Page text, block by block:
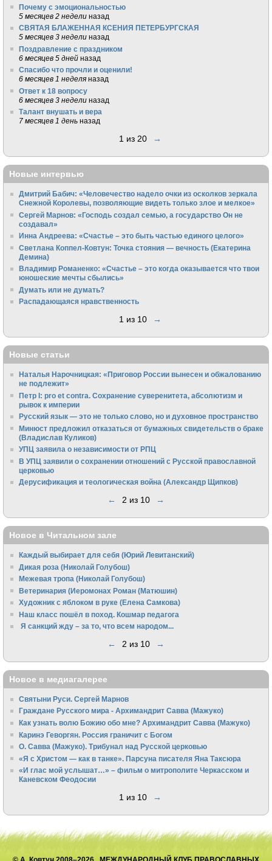
Почему с эмоциональностью
5 месяцев 2 недели назад
СВЯТАЯ БЛАЖЕННАЯ КСЕНИЯ ПЕТЕРБУРГСКАЯ
5 месяцев 3 недели назад
Поздравление с праздником
6 месяцев 5 дней назад
Спасибо что прочли и оценили!
6 месяцев 1 неделя назад
Ответ к 18 вопросу
6 месяцев 3 недели назад
Талант внушать и вера
7 месяцев 1 день назад
1 из 20 →
Новые интервью
Дмитрий Бабич: «Человечество надело очки из осколков зеркала
Снежной Королевы, позволяющие видеть только злое и мелкое»
Сергей Марнов: «Господь создал семью, а государство Он не
создавал»
Инна Андреева: «Счастье – это быть частью единого целого»
Светлана Коппел-Ковтун: Точка стояния — вечность (Екатерина
Демина)
Владимир Романенко: «Счастье – это когда оказывается что твои
юношеские мечты сбылись»
Думать или не думать?
Распадающаяся нравственность
1 из 10 →
Новые статьи
Наталья Нарочницкая: «Приговор России вынесен и обжалованию
не подлежит»
Петр I: pro et contra. Сохранение суверенитета, абсолютизм и
рывок к империи
Русский язык — это не только слово, но и духовное пространство
Минюст предложил отказаться от бумажных свидетельств о браке
(Владислав Куликов)
УПЦ заявила о независимости от РПЦ
В УПЦ заявили о сохранении отношений с Русской православной
церковью
Дерусификация и теологическая война (Александр Щипков)
← 2 из 10 →
Новое в Читальном зале
Каждый выбирает для себя (Юрий Левитанский)
Дикая роза (Николай Голубош)
Межевая тропа (Николай Голубош)
Ветеринария (Иеромонах Роман (Матюшин)
Художник с яблоком в руке (Елена Самкова)
Наш класс пошёл в поход. Кошмар педагога
Я санкций жду – за то, что всем народом...
← 2 из 10 →
Новое в медиагалерее
Святыни Руси. Сергей Марнов
Граждане Русского мира - Архимандрит Савва (Мажуко)
Как узнать волю Божию обо мне? Архимандрит Савва (Мажуко)
Каринэ Геворгян. Россия граничит с Богом
О. Савва (Мажуко). Трибунал над Русской церковью
«Я с Христом — как в танке». Парсуна писателя Яна Таксюра
«И глас мой услышат…» – фильм о митрополите Черкасском и
Каневском Феодосии
1 из 10 →